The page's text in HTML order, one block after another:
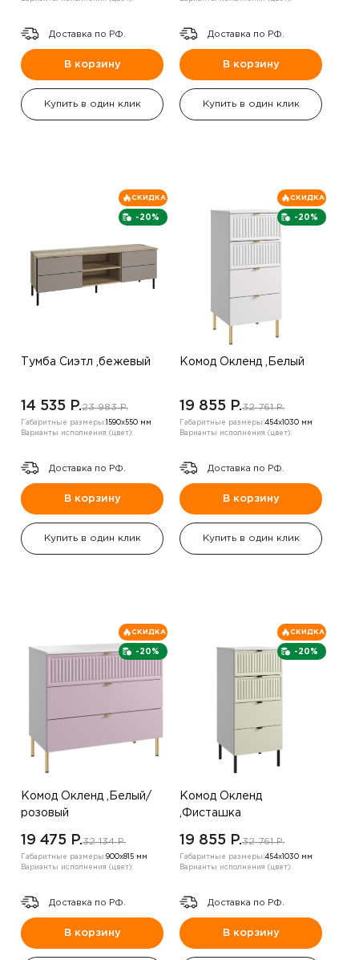
Доставка по РФ.
В корзину
Купить в один клик
Доставка по РФ.
В корзину
Купить в один клик
-20%
СКИДКА
Тумба Сиэтл ,бежевый
14 535 P.23 983 P.
Габаритные размеры: 1590х550 мм
Варианты исполнения (цвет):
Доставка по РФ.
В корзину
Купить в один клик
-20%
СКИДКА
Комод Окленд ,Белый
19 855 P.32 761 P.
Габаритные размеры:454х1030 мм
Варианты исполнения (цвет):
Доставка по РФ.
В корзину
Купить в один клик
-20%
СКИДКА
Комод Окленд ,Белый/
розовый
19 475 P.32 134 P.
Габаритные размеры:900х815 мм
Варианты исполнения (цвет):
Доставка по РФ.
В корзину
-20%
СКИДКА
Комод Окленд
,Фисташка
19 855 P.32 761 P.
Габаритные размеры:454х1030 мм
Варианты исполнения (цвет):
Доставка по РФ.
В корзину